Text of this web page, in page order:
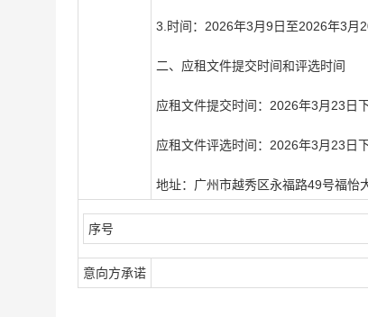
3.时间：2026年3月9日至2026年3月
二、应租文件提交时间和评选时间
应租文件提交时间：2026年3月23日
应租文件评选时间：2026年3月23日
地址：广州市越秀区永福路49号福怡
序号
意向方承诺